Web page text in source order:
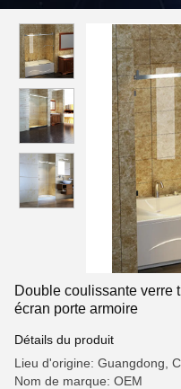
Double coulissante verre
écran porte armoire
Détails du produit
Lieu d'origine: Guangdong,
Nom de marque: OEM